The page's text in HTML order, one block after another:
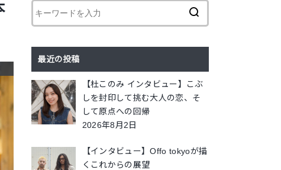
最近の投稿
【杜このみ インタビュー】こぶ
しを封印して挑む大人の恋、そ
して原点への回帰
2026年8月2日
【インタビュー】Offo tokyoが描
くこれからの展望